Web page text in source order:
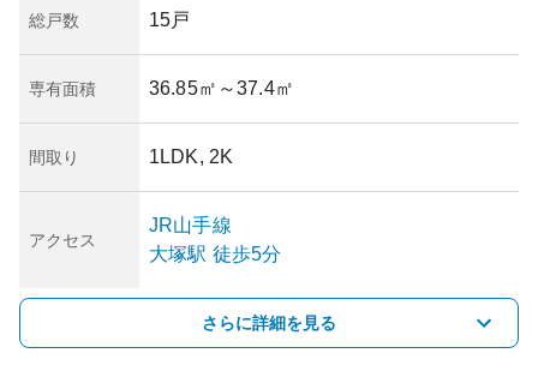
総戸数 15戸
専有面積 36.85㎡ ～37.4㎡
間取り 1LDK, 2K
アクセス
JR山手線
大塚駅 徒歩5分
さらに詳細を見る